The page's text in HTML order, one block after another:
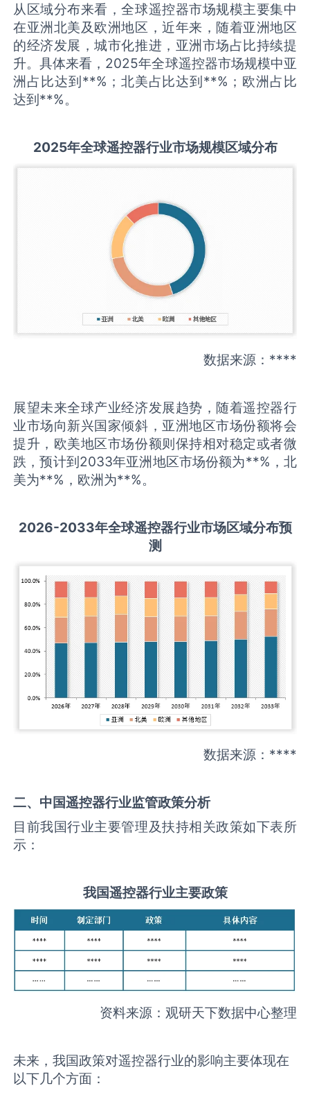
从区域分布来看，全球遥控器市场规模主要集中
在亚洲北美及欧洲地区，近年来，随着亚洲地区
的经济发展，城市化推进，亚洲市场占比持续提
升。具体来看，2025年全球遥控器市场规模中亚
洲占比达到**%；北美占比达到**%；欧洲占比
达到**%。
2025年全球遥控器行业市场规模区域分布
数据来源：****
展望未来全球产业经济发展趋势，随着遥控器行
业市场向新兴国家倾斜，亚洲地区市场份额将会
提升，欧美地区市场份额则保持相对稳定或者微
跌，预计到2033年亚洲地区市场份额为**%，北
美为**%，欧洲为**%。
2026-2033年全球遥控器行业市场区域分布预
测
数据来源：****
二、中国遥控器行业监管政策分析
目前我国行业主要管理及扶持相关政策如下表所
示：
我国遥控器行业主要政策
资料来源：观研天下数据中心整理
未来，我国政策对遥控器行业的影响主要体现在
以下几个方面：